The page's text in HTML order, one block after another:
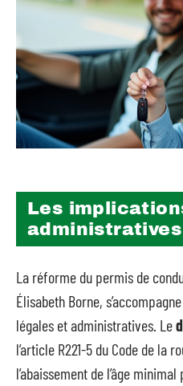
Les
administratives
La réforme du permis de
Élisabeth Borne,
légales et administratives. Le
l’article R221-5 du Code de la
l’abaissement de l’âge